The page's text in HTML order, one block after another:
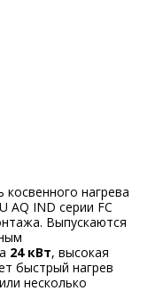
нагрева
AQ IND серии FC
Выпускаются
24кВт, высокая
быстрый нагрев
несколько